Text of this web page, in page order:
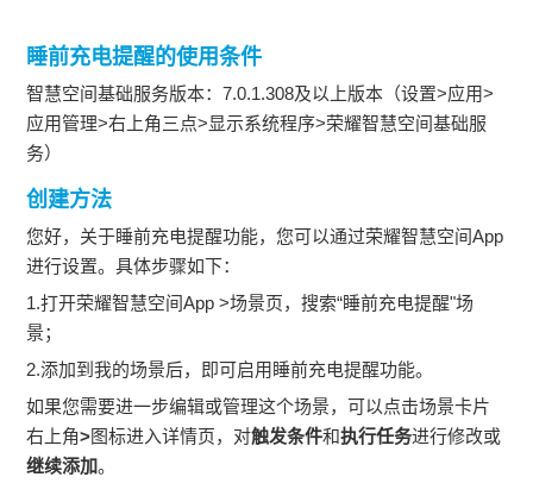
睡前充电提醒的使用条件
智慧空间基础服务版本：7.0.1.308及以上版本（设置>应用>
应用管理>右上角三点>显示系统程序>荣耀智慧空间基础服
务）
创建方法
您好，关于睡前充电提醒功能，您可以通过荣耀智慧空间App
进行设置。具体步骤如下：
1.打开荣耀智慧空间App >场景页，搜索“睡前充电提醒"场
景；
2.添加到我的场景后，即可启用睡前充电提醒功能。
如果您需要进一步编辑或管理这个场景，可以点击场景卡片
右上角>图标进入详情页，对触发条件和执行任务进行修改或
继续添加。